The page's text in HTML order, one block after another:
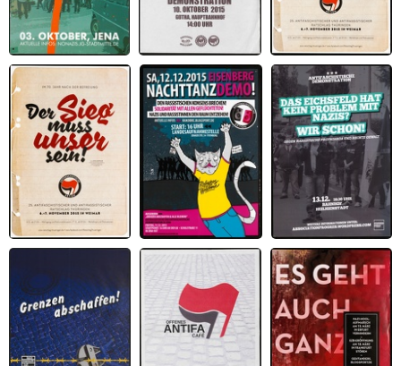
Läuft nicht!
Es reicht. Ya Basta.
It's enough.
Ratschlag 2015 –
Unsere Sache ist
gerecht
Ratschlag 2015 – Der
Nachttanzdemo
Antifaschistische
Demonstration im
Eichsfeld